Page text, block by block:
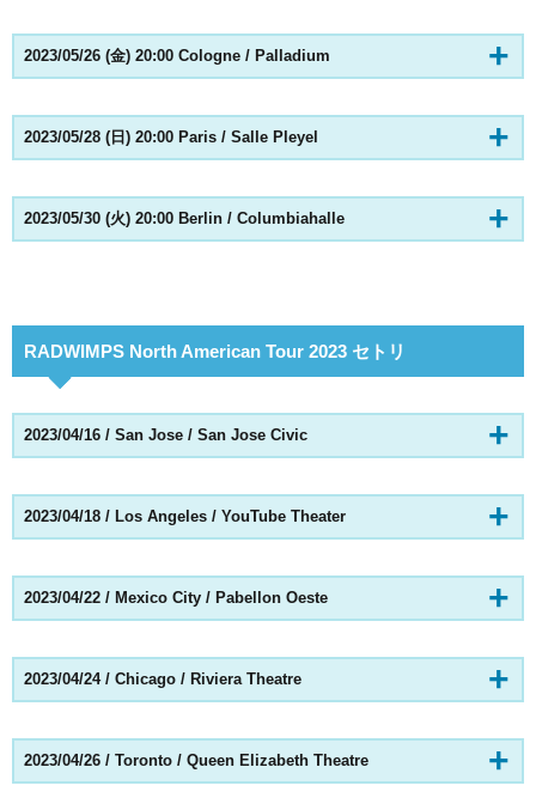
2023/05/26 (金) 20:00 Cologne / Palladium
2023/05/28 (日) 20:00 Paris / Salle Pleyel
2023/05/30 (火) 20:00 Berlin / Columbiahalle
RADWIMPS North American Tour 2023 セトリ
2023/04/16 / San Jose / San Jose Civic
2023/04/18 / Los Angeles / YouTube Theater
2023/04/22 / Mexico City / Pabellon Oeste
2023/04/24 / Chicago / Riviera Theatre
2023/04/26 / Toronto / Queen Elizabeth Theatre